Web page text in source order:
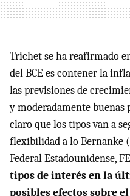
Trichet se ha reafirmado
del BCE es contener la
las previsiones de
y moderadamente buenas
claro que los tipos van a
flexibilidad a lo Bernanke
Federal Estadounidense,
tipos de interés en la
posibles efectos sobre